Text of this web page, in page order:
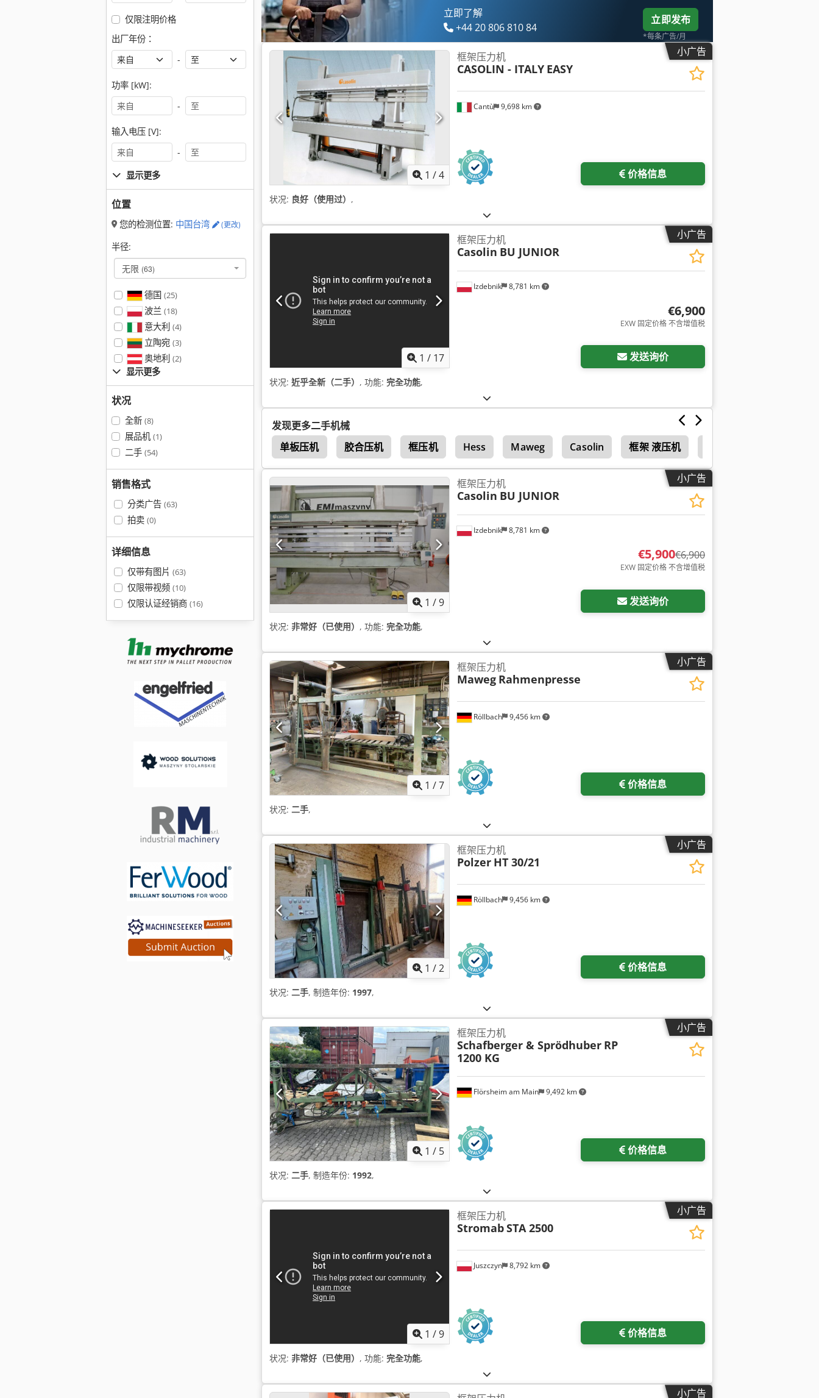
仅限注明价格
出厂年份：
-
功率 [kW]:
-
输入电压 [V]:
-
显示更多
位置
您的检测位置: 中国台湾 (更改)
半径:
无限 (63)
德国 (25)
波兰 (18)
意大利 (4)
立陶宛 (3)
奥地利 (2)
显示更多
状况
全新 (8)
展品机 (1)
二手 (54)
销售格式
分类广告 (63)
拍卖 (0)
详细信息
仅带有图片 (63)
仅限带视频 (10)
仅限认证经销商 (16)
立即了解
+44 20 806 810 84
立即发布
*每条广告/月
小广告
1 /4
Cantù 9,698 km
框架压力机
CASOLIN - ITALY EASY
价格信息
状况: 良好（使用过） ,
小广告
1 / 17
Izdebnik 8,781 km
框架压力机
Casolin BU JUNIOR
€6,900
EXW 固定价格 不含增值税
发送询价
状况: 近乎全新（二手） , 功能: 完全功能,
发现更多二手机械
单板压机
胶合压机 框压机 Hess Maweg Casolin 框架 液压机
金属压力机
小广告
1 /9
Izdebnik 8,781 km
框架压力机
Casolin BU JUNIOR
€5,900€6,900
EXW 固定价格 不含增值税
发送询价
状况: 非常好（已使用） , 功能: 完全功能,
小广告
1 /7
Röllbach 9,456 km
框架压力机
Maweg Rahmenpresse
价格信息
状况: 二手,
小广告
1 /2
Röllbach 9,456 km
框架压力机
Polzer HT 30/21
价格信息
状况: 二手, 制造年份: 1997,
小广告
1 / 5
Flörsheim am Main 9,492 km
框架压力机
Schafberger & Sprödhuber RP
1200 KG
价格信息
状况: 二手, 制造年份: 1992,
小广告
1 /9
Juszczyn 8,792 km
框架压力机
StromabSTA 2500
价格信息
状况: 非常好（已使用） , 功能: 完全功能,
小广告